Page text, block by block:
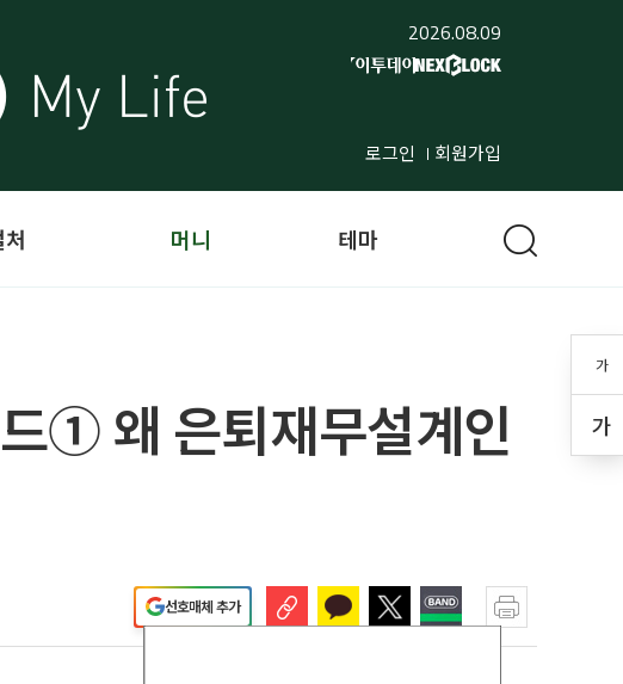
2026.08.09
로그인 회원가입
가
가
머니 테마
① 왜 은퇴재무설계인
선호매체 추가